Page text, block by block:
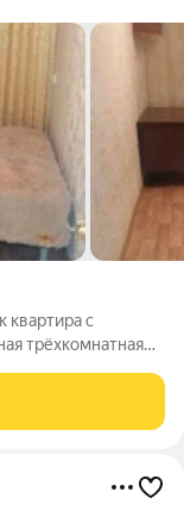
квартира с
трёхкомнатная
плюс: вода